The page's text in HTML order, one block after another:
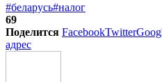
#беларусь#налог
69
Поделится FacebookTwitter
адрес